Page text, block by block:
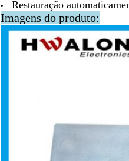
Restauração
Imagens do produto: